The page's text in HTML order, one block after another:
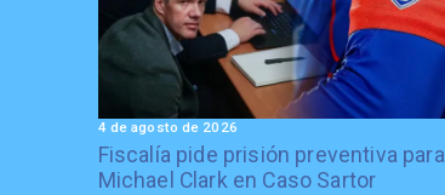
Fiscalía pide prisión preventiva para
Michael Clark en Caso Sartor
4 de agosto de 2026